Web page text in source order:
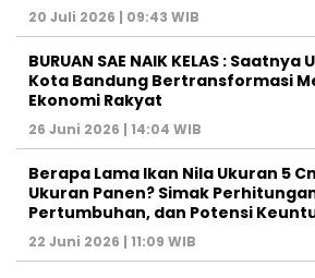
20 Juli 2026 | 09:43 WIB
BURUAN SAE NAIK KELAS :
Kota Bandung Bertransformasi
Ekonomi Rakyat
26 Juni 2026 | 14:04 WIB
Berapa Lama Ikan Nila Ukuran 5
Ukuran Panen? Simak
Pertumbuhan, dan Potensi
22 Juni 2026 | 11:09 WIB